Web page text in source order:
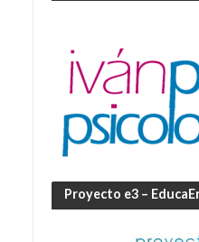
Proyecto e3 –